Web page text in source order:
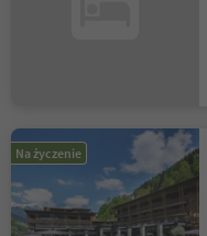
Na życzenie